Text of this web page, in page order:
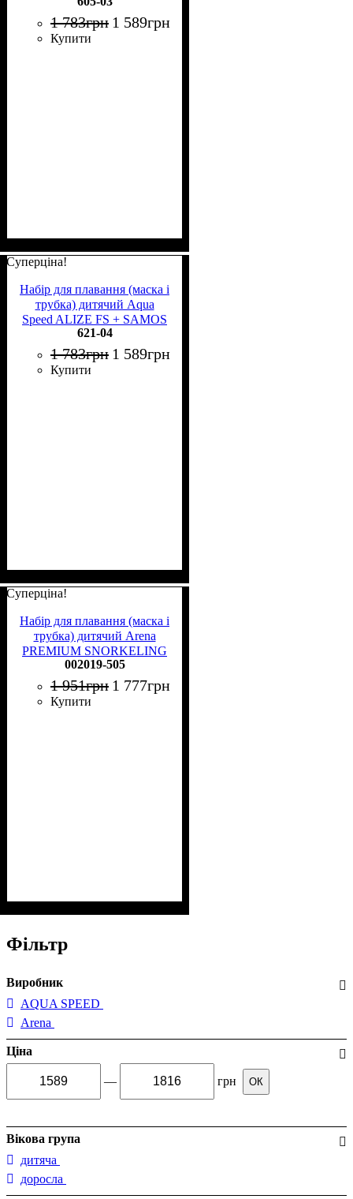
1 783грн 1 589грн
Купити
Суперціна!
Набір для плавання (маска і
трубка) дитячий Aqua
Speed ALIZE FS + SAMOS
бірюзовий 621-04
621-04
1 783грн 1 589грн
Купити
Суперціна!
Набір для плавання (маска і
трубка) дитячий Arena
PREMIUM SNORKELING
SET JR чорний 002019-505
002019-505
1 951грн 1 777грн
Купити
Фільтр
Виробник
AQUA SPEED
Arena
Ціна
— грн ОК
Вікова група
дитяча
доросла